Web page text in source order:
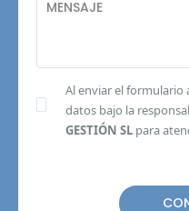
Al enviar el formulario
datos bajo la
GESTIÓN SLpara